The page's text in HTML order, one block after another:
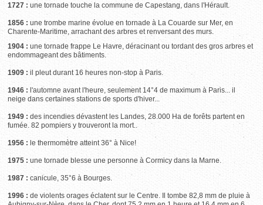
1727 : une tornade touche la commune de Capestang, dans l'Hérault.
1856 : une trombe marine évolue en tornade à La Couarde sur Mer, en
Charente-Maritime, arrachant des arbres et renversant des murs.
1904 : une tornade frappe Le Havre, déracinant ou tordant des gros arbres et
endommageant des bâtiments.
1909 : il pleut durant 16 heures non-stop à Paris.
1946 : l'automne avant l'heure, seulement 14°4 de maximum à Paris... il
neige dans certaines stations de sports d'hiver...
1949 : des incendies dévastent les Landes, 28.000 Ha de forêts partent en
fumée. 82 pompiers y trouveront la mort..
1956 : le thermomètre atteint 36° à Nice!
1975 : une tornade blesse une personne à Cormicy dans la Marne.
1987 : canicule, 35°6 à Bourges.
1996 : de violents orages éclatent sur le Centre. Il tombe 82,8 mm de pluie à